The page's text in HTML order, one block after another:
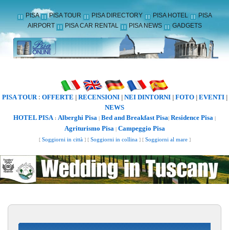
PISA PISA TOUR PISA DIRECTORY PISA HOTEL
PISA
AIRPORT
PISA CAR RENTAL PISA NEWS GADGETS
PISA TOUR: OFFERTE RECENSIONI| NEI DINTORNI| FOTO| EVENTI|
NEWS
HOTEL PISA: Alberghi Pisa | Bed and Breakfast Pisa| Residence Pisa |
Agriturismo Pisa| Campeggio Pisa
[ Soggiorni in città] [ Soggiorni in collina] [ Soggiorni al mare]